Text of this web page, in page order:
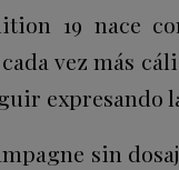
19 nace
vez más
expresando
sin